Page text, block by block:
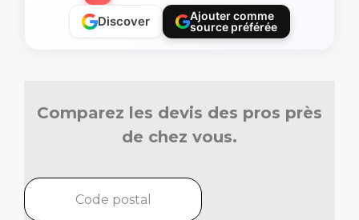
Discover
Ajouter comme
source préférée
Comparez les devis des pros près
de chez vous.